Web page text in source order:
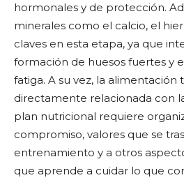
hormonales y de protección.
minerales como el calcio, el
claves en esta etapa, ya que
formación de huesos fuertes y
fatiga. A su vez, la alimentación
directamente relacionada con
plan nutricional requiere
compromiso, valores que se
entrenamiento y a otros
que aprende a cuidar lo que